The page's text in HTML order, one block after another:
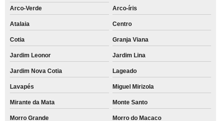
Arco-Verde
Arco-íris
Atalaia Centro
Cotia Granja Viana
Jardim Leonor Jardim Lina
Jardim Nova Cotia Lageado
Lavapés Miguel Mirizola
Mirante da Mata Monte Santo
Morro Grande Morro do Macaco